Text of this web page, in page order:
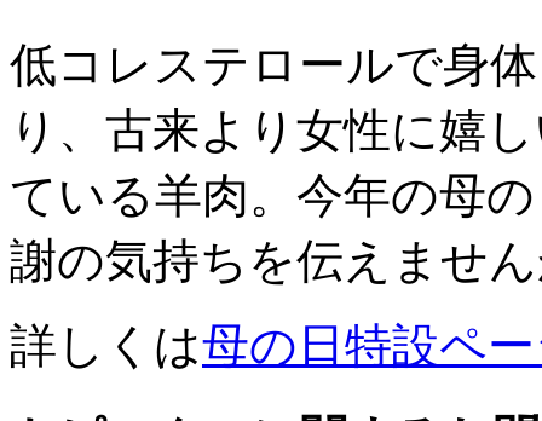
低コレステロールで身
り、古来より女性に嬉
ている羊肉。今年の母
謝の気持ちを伝えませ
詳しくは母の日特設ペ